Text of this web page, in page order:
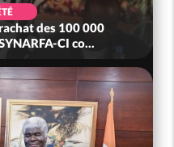
des 100 000
CI co...